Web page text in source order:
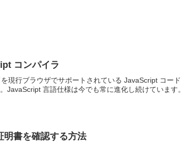
コンパイラ
現行ブラウザでサポートされている JavaScript コード
JavaScript 言語仕様は今でも常に進化し続けています。
書を確認する方法